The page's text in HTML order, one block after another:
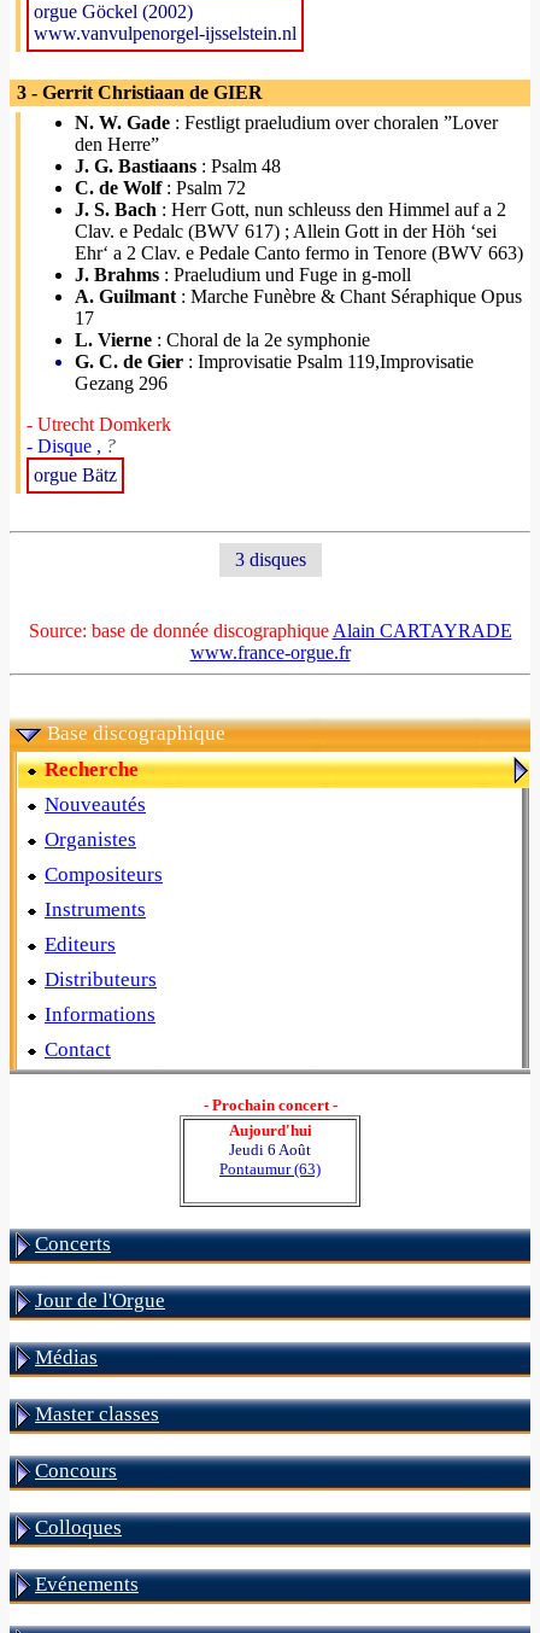
orgue Göckel (2002)
www.vanvulpenorgel-ijsselstein.nl
3 - Gerrit Christiaan de GIER
N. W. Gade : Festligt praeludium over choralen ”Lover
den Herre”
J. G. Bastiaans : Psalm 48
C. de Wolf: Psalm 72
J. S. Bach : Herr Gott, nun schleuss den Himmel auf a 2
Clav. e Pedalc (BWV 617) ; Allein Gott in der Höh ‘sei
Ehr‘ a 2 Clav. e Pedale Canto fermo in Tenore (BWV 663)
J. Brahms : Praeludium und Fuge in g-moll
A. Guilmant : Marche Funèbre & Chant Séraphique Opus
17
L. Vierne : Choral de la 2e symphonie
G. C. de Gier : Improvisatie Psalm 119,Improvisatie
Gezang 296
- Utrecht Domkerk
- Disque , ?
orgue Bätz
3 disques
Source: base de donnée discographique Alain CARTAYRADE
www.france-orgue.fr
Base discographique
Recherche
Nouveautés
Organistes
Compositeurs
Instruments
Editeurs
Distributeurs
Informations
Contact
- Prochain concert -
Aujourd'hui
Jeudi 6 Août
Pontaumur (63)
Concerts
Jour de l'Orgue
Médias
Master classes
Concours
Colloques
Evénements